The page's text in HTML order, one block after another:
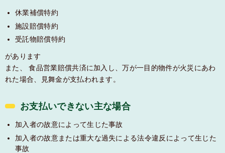
休業補償特約
施設賠償特約
受託物賠償特約
があります
また、 食品営業賠償共済に加入し、万が一目的物件が火災にあわ
れた場合、見舞金が支払われます。
お支払いできない主な場合
加入者の故意によって生じた事故
加入者の故意または重大な過失による法令違反によって生じた
事故